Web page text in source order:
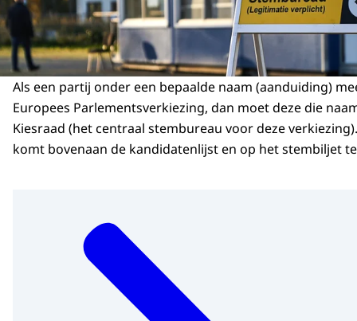
Als een partij onder een bepaalde naam (aanduiding)
Europees Parlementsverkiezing, dan moet deze die
Kiesraad (het centraal stembureau voor deze
komt bovenaan de kandidatenlijst en op het stembiljet